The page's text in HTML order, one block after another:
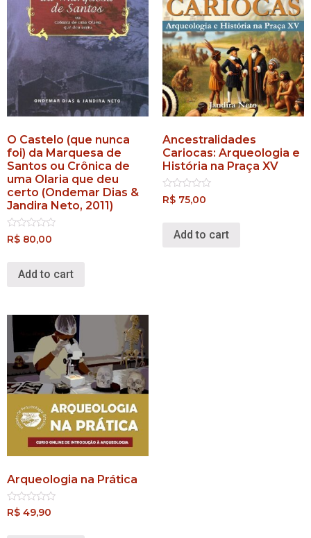
O Castelo (que nunca
foi) da Marquesa de
Santos ou Crônica de
uma Olaria que deu
certo (Ondemar Dias &
Jandira Neto, 2011)
Rated
0
R$ 80,00
Add to cart
Ancestralidades
Cariocas: Arqueologia e
História na Praça XV
Rated
0
R$ 75,00
Add to cart
Arqueologia na Prática
Rated
0
R$ 49,90